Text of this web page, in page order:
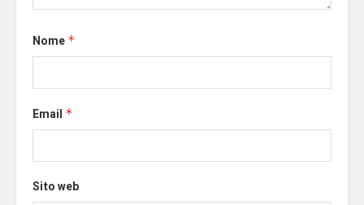
Nome *
Email *
Sito web